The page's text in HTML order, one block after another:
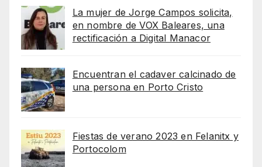
La mujer de Jorge Campos solicita,
en nombre de VOX Baleares, una
rectificación a Digital Manacor
Encuentran el cadaver calcinado de
una persona en Porto Cristo
Fiestas de verano 2023 en Felanitx y
Portocolom